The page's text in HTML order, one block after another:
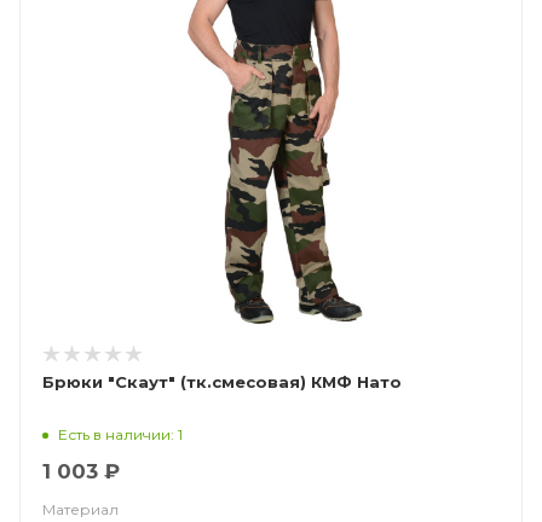
Брюки "Скаут" (тк.смесовая) КМФ Нато
Есть в наличии: 1
1 003 ₽
Материал